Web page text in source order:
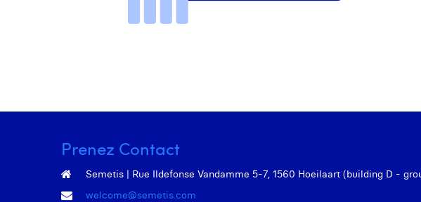
Prenez Contact
Semetis | Rue Ildefonse Vandamme 5-7, 1560 Hoeilaart (building D -
welcome@semetis.com